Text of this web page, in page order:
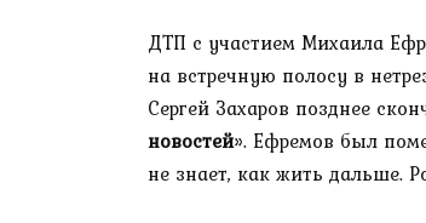
ДТП с участием Михаила
на встречную полосу в
Сергей Захаров позднее
новостей». Ефремов был
не знает, как жить дальше.